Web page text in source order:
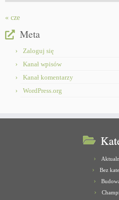
« cze
Meta
Zaloguj się
Kanał wpisów
Kanał komentarzy
WordPress.org
Bez